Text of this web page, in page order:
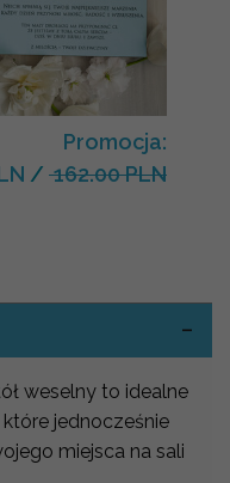
Promocja:
/ 162.00 PLN
weselny to idealne
które jednocześnie
miejsca na sali